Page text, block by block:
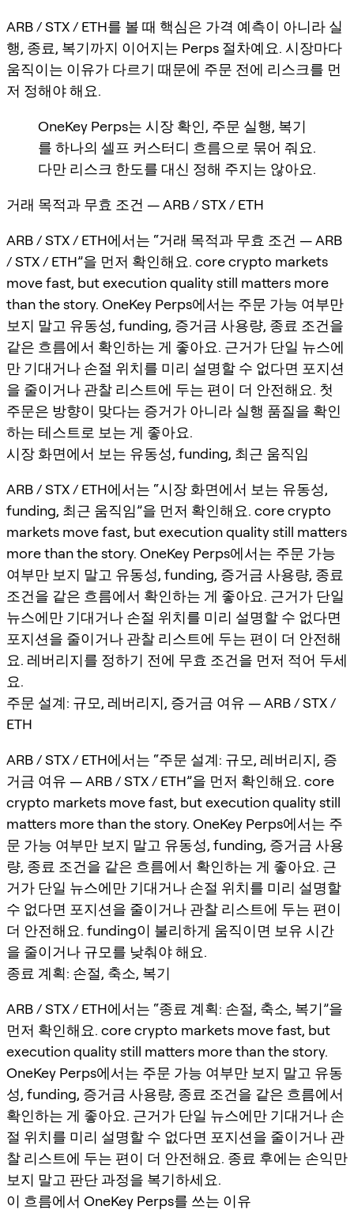
ARB / STX / ETH를 볼 때 핵심은 가격 예측이 아니라 실
행, 종료, 복기까지 이어지는 Perps 절차예요. 시장마다
움직이는 이유가 다르기 때문에 주문 전에 리스크를 먼
저 정해야 해요.
OneKey Perps는 시장 확인, 주문 실행, 복기
를 하나의 셀프 커스터디 흐름으로 묶어 줘요.
다만 리스크 한도를 대신 정해 주지는 않아요.
거래 목적과 무효 조건 — ARB / STX / ETH
ARB / STX / ETH에서는 “거래 목적과 무효 조건 — ARB
/ STX / ETH”을 먼저 확인해요. core crypto markets
move fast, but execution quality still matters more
than the story. OneKey Perps에서는 주문 가능 여부만
보지 말고 유동성, funding, 증거금 사용량, 종료 조건을
같은 흐름에서 확인하는 게 좋아요. 근거가 단일 뉴스에
만 기대거나 손절 위치를 미리 설명할 수 없다면 포지션
을 줄이거나 관찰 리스트에 두는 편이 더 안전해요. 첫
주문은 방향이 맞다는 증거가 아니라 실행 품질을 확인
하는 테스트로 보는 게 좋아요.
시장 화면에서 보는 유동성, funding, 최근 움직임
ARB / STX / ETH에서는 “시장 화면에서 보는 유동성,
funding, 최근 움직임”을 먼저 확인해요. core crypto
markets move fast, but execution quality still matters
more than the story. OneKey Perps에서는 주문 가능
여부만 보지 말고 유동성, funding, 증거금 사용량, 종료
조건을 같은 흐름에서 확인하는 게 좋아요. 근거가 단일
뉴스에만 기대거나 손절 위치를 미리 설명할 수 없다면
포지션을 줄이거나 관찰 리스트에 두는 편이 더 안전해
요. 레버리지를 정하기 전에 무효 조건을 먼저 적어 두세
요.
주문 설계: 규모, 레버리지, 증거금 여유 — ARB / STX /
ETH
ARB / STX / ETH에서는 “주문 설계: 규모, 레버리지, 증
거금 여유 — ARB / STX / ETH”을 먼저 확인해요. core
crypto markets move fast, but execution quality still
matters more than the story. OneKey Perps에서는 주
문 가능 여부만 보지 말고 유동성, funding, 증거금 사용
량, 종료 조건을 같은 흐름에서 확인하는 게 좋아요. 근
거가 단일 뉴스에만 기대거나 손절 위치를 미리 설명할
수 없다면 포지션을 줄이거나 관찰 리스트에 두는 편이
더 안전해요. funding이 불리하게 움직이면 보유 시간
을 줄이거나 규모를 낮춰야 해요.
종료 계획: 손절, 축소, 복기
ARB / STX / ETH에서는 “종료 계획: 손절, 축소, 복기”을
먼저 확인해요. core crypto markets move fast, but
execution quality still matters more than the story.
OneKey Perps에서는 주문 가능 여부만 보지 말고 유동
성, funding, 증거금 사용량, 종료 조건을 같은 흐름에서
확인하는 게 좋아요. 근거가 단일 뉴스에만 기대거나 손
절 위치를 미리 설명할 수 없다면 포지션을 줄이거나 관
찰 리스트에 두는 편이 더 안전해요. 종료 후에는 손익만
보지 말고 판단 과정을 복기하세요.
이 흐름에서 OneKey Perps를 쓰는 이유